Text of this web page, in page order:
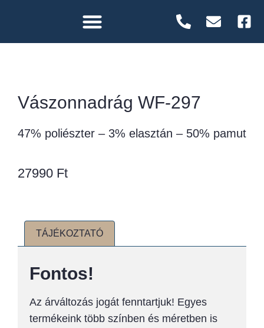
Vászonnadrág WF-297
47% poliészter – 3% elasztán – 50% pamut
27990 Ft
TÁJÉKOZTATÓ
Fontos!
Az árváltozás jogát fenntartjuk! Egyes
termékeink több színben és méretben is